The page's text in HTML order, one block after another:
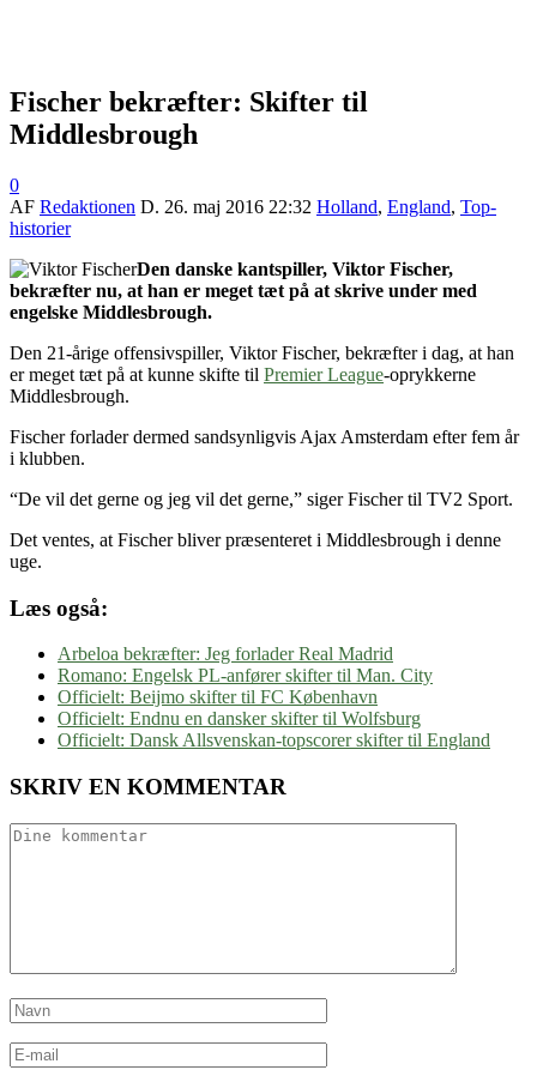
Fischer bekræfter: Skifter til
Middlesbrough
0
AF Redaktionen D. 26. maj 2016 22:32 Holland, England, Top-
historier
Den danske kantspiller, Viktor Fischer,
bekræfter nu, at han er meget tæt på at skrive under med
engelske Middlesbrough.
Den 21-årige offensivspiller, Viktor Fischer, bekræfter i dag, at han
er meget tæt på at kunne skifte til Premier League-oprykkerne
Middlesbrough.
Fischer forlader dermed sandsynligvis Ajax Amsterdam efter fem år
i klubben.
“De vil det gerne og jeg vil det gerne,” siger Fischer til TV2 Sport.
Det ventes, at Fischer bliver præsenteret i Middlesbrough i denne
uge.
Læs også:
Arbeloa bekræfter: Jeg forlader Real Madrid
Romano: Engelsk PL-anfører skifter til Man. City
Officielt: Beijmo skifter til FC København
Officielt: Endnu en dansker skifter til Wolfsburg
Officielt: Dansk Allsvenskan-topscorer skifter til England
SKRIV EN KOMMENTAR